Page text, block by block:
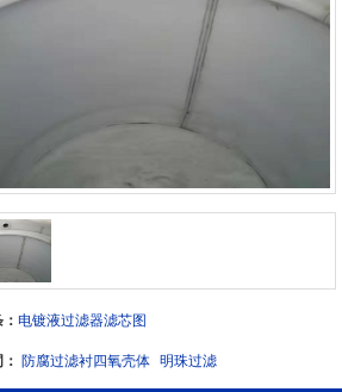
电镀液过滤器滤芯图
防腐过滤衬四氧壳体 明珠过滤